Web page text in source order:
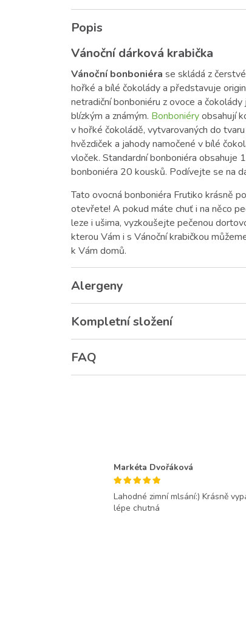
Popis
Vánoční dárková krabička
Vánoční bonboniéra se skládá z
hořké a bílé čokolády a představuje
netradiční bonboniéru z ovoce a
blízkým a známým. Bonboniéryobsahují
v hořké čokoládě, vytvarovaných do
hvězdiček a jahody namočené v bílé
vloček. Standardní bonboniéra obsahuje
bonboniéra 20 kousků. Podívejte se na
Tato ovocná bonboniéra Frutiko krásně
otevřete! A pokud máte chuť i na něco
leze i ušima, vyzkoušejte pečenou
kterou Vám i s Vánoční krabičkou
k Vám domů.
Alergeny
Kompletní složení
FAQ
Markéta Dvořáková
Lahodné zimní mlsání:) Krásně
lépe chutná